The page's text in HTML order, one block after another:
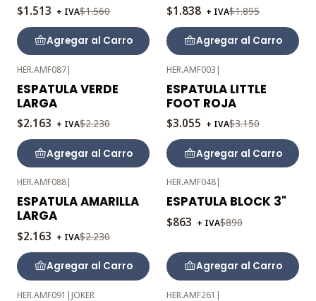
$1.513 + IVA$1.560
Agregar al Carro
$1.838 + IVA$1.895
Agregar al Carro
-3%
OFF
HER.AMF087|
ESPATULA VERDE
LARGA
$2.163 + IVA$2.230
Agregar al Carro
-3%
OFF
HER.AMF003 |
ESPATULA LITTLE
FOOT ROJA
$3.055 + IVA$3.150
Agregar al Carro
-3%
OFF
HER.AMF088|
ESPATULA AMARILLA
LARGA
$2.163 + IVA$2.230
Agregar al Carro
-3%
OFF
HER.AMF048|
ESPATULA BLOCK 3"
$863 + IVA$890
Agregar al Carro
HER.AMF091 | JOKER HER.AMF261 |